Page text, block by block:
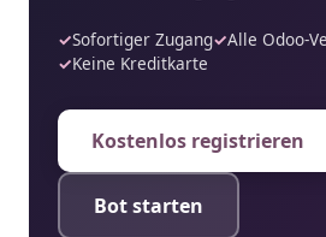
Sofortiger Zugang
Alle Odoo-
Keine Kreditkarte
Kostenlos registrieren
Bot starten